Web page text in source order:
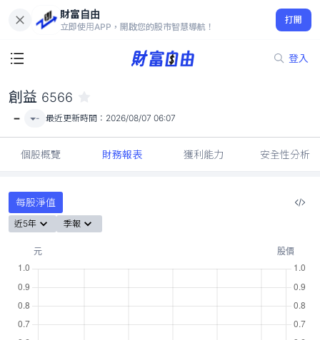
財富自由
立即使用APP，開啟您的股市智慧導航！
打開
登入
-
創益 6566
- - 最近更新時間： 2026/08/07 06:07
個股概覽 財務報表 獲利能力 安全性分析
每股淨值
近5年 季報